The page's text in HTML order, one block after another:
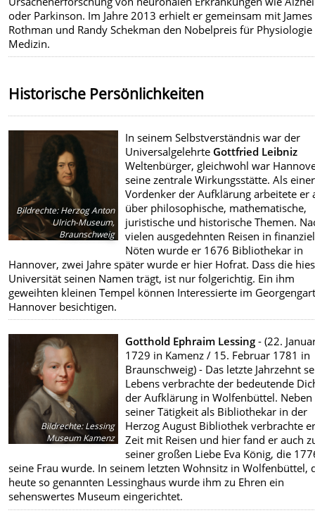
oder Parkinson. Im Jahre 2013 erhielt er gemeinsam mit James
Rothman und Randy Schekman den Nobelpreis für
Medizin.
Historische Persönlichkeiten
Bildrechte:Herzog Anton
Ulrich-Museum,
Braunschweig
In seinem Selbstverständnis war der
Universalgelehrte Gottfried Leibniz
Weltenbürger, gleichwohl war
seine zentrale Wirkungsstätte. Als
Vordenker der Aufklärung arbeitete er
über philosophische, mathematische,
juristische und historische Themen.
vielen ausgedehnten Reisen in
Nöten wurde er 1676 Bibliothekar in
Hannover, zwei Jahre später wurde er hier Hofrat. Dass die
Universität seinen Namen trägt, ist nur folgerichtig. Ein ihm
geweihten kleinen Tempel können Interessierte im
Hannover besichtigen.
Bildrechte:Lessing
Museum Kamenz
Gotthold Ephraim Lessing - (22.
1729 in Kamenz / 15. Februar 1781 in
Braunschweig) - Das letzte Jahrzehnt
Lebens verbrachte der bedeutende
der Aufklärung in Wolfenbüttel. Neben
seiner Tätigkeit als Bibliothekar in der
Herzog August Bibliothek verbrachte
Zeit mit Reisen und hier fand er auch
seiner großen Liebe Eva König, die
seine Frau wurde. In seinem letzten Wohnsitz in Wolfenbüttel,
heute so genannten Lessinghaus wurde ihm zu Ehren ein
sehenswertes Museum eingerichtet.